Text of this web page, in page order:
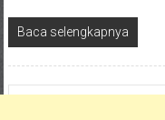
Baca selengkapnya